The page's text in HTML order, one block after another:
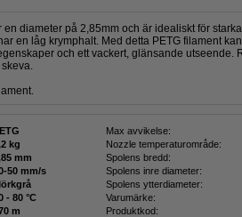
diameter på 2,85mm och är idealiskt för
en låg krymphalt. Med detta PETG filament
och ett vackert, glänsande utseende.
Max avvikelse:
kg Nozzle temperaturområde:
mm Spolens bredd:
50 mm/s Spolens inre diameter:
Spolens ytterdiameter:
- 80 °C Varumärke:
m Produktkod: